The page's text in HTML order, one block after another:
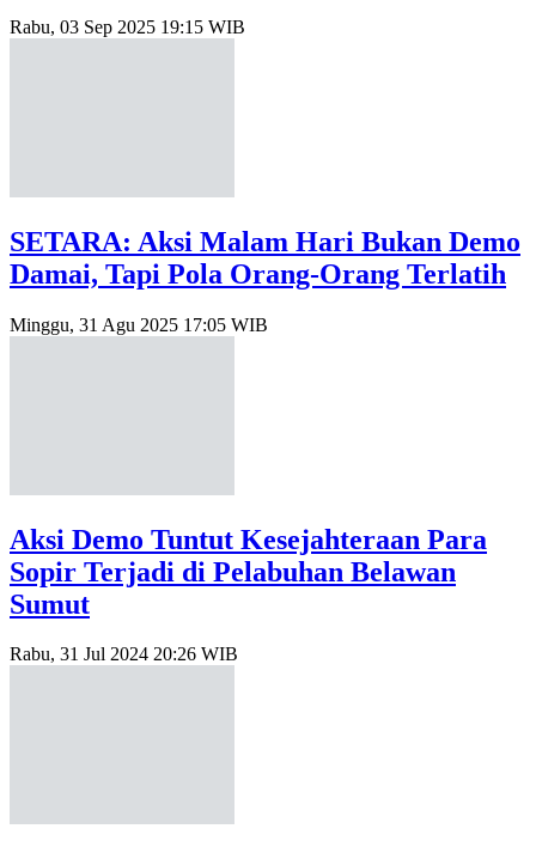
Rabu, 03 Sep 2025 19:15 WIB
SETARA: Aksi Malam Hari Bukan Demo
Damai, Tapi Pola Orang-Orang Terlatih
Minggu, 31 Agu 2025 17:05 WIB
Aksi Demo Tuntut Kesejahteraan Para
Sopir Terjadi di Pelabuhan Belawan
Sumut
Rabu, 31 Jul 2024 20:26 WIB